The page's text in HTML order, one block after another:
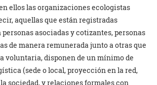
ellos las organizaciones ecologistas
aquellas que están registradas
asociadas y cotizantes, personas
de manera remunerada junto a otras que
voluntaria, disponen de un mínimo de
(sede o local, proyección en la red,
sociedad, y relaciones formales con